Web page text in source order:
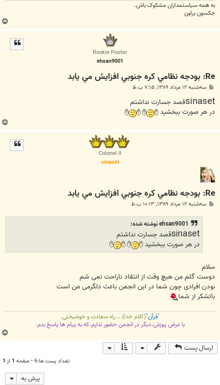
به همه سياستمداران مشکوک باش.
جکسون براون
Rookie Poster
ehsan9001
Re: بودجه نظامي کره جنوبي افزايش مي يابد
ت
سه‌شنبه ۱۲ مرداد ۱۳۸۹, ۷:۱۵ ب.ظ
sinasetقصد جسارت نداشتم
در هر صورت ببخشيد
Colonel II
sinaset
Re: بودجه نظامي کره جنوبي افزايش مي يابد
سه‌شنبه ۱۲ مرداد ۱۳۸۹, ۱۰:۱۳ ب.ظ
ehsan9001 نوشته شده:
sinasetقصد جسارت نداشتم
در هر صورت ببخشيد
سلام
دوست گلم من هیچ وقت از انتقاد ناراحت نمی شم
بودن افرادی چون شما در این انجمن باعث دلگرمی من است
باتشکر از شما
"قرآن"(کلام خدا) ...راه سعادت و خوشبختی.
با عرض پوزش،دیگر در انجمن حضور ندارم،که به پیام ها پاسخ بدم.
ارسال پست
تعداد پست ها:6 • صفحه 1 از 1
پرش به